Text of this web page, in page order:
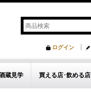
ログイン
蔵見学 買える店･飲める店